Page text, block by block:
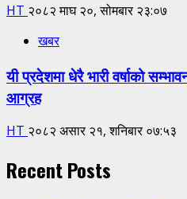
HT २०८२ माघ २०, सोमबार २३:०७
खबर
यी प्रदेशमा धेरै भारी वर्षाको
आग्रह
HT २०८२ असार २१, शनिबार ०७:५३
Recent Posts